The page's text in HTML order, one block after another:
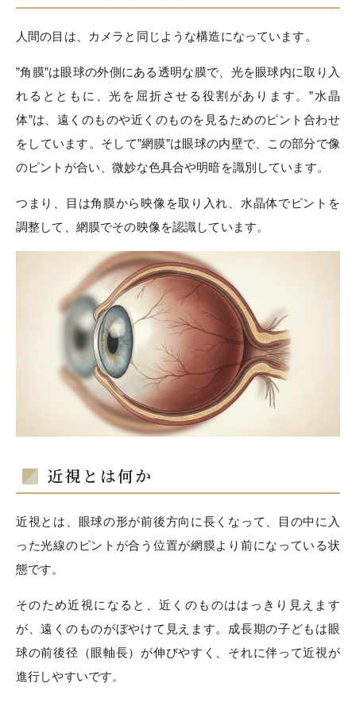
人間の目は、カメラと同じような構造になっています。
”角膜”は眼球の外側にある透明な膜で、光を眼球内に取り入
れるとともに、光を屈折させる役割があります。”水晶
体”は、遠くのものや近くのものを見るためのピント合わせ
をしています。そして”網膜”は眼球の内壁で、この部分で像
のピントが合い、微妙な色具合や明暗を識別しています。
つまり、目は角膜から映像を取り入れ、水晶体でピントを
調整して、網膜でその映像を認識しています。
近視とは何か
近視とは、眼球の形が前後方向に長くなって、目の中に入
った光線のピントが合う位置が網膜より前になっている状
態です。
そのため近視になると、近くのものははっきり見えます
が、遠くのものがぼやけて見えます。成長期の子どもは眼
球の前後径（眼軸長）が伸びやすく、それに伴って近視が
進行しやすいです。